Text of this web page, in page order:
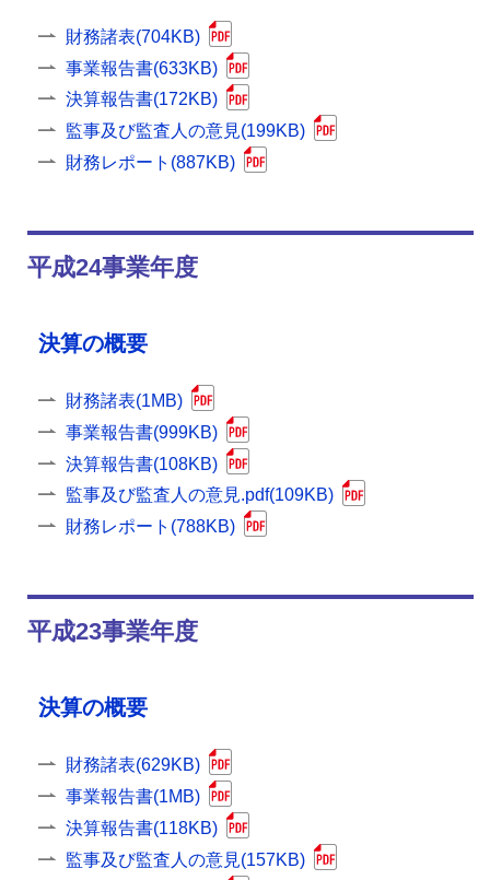
財務諸表(704KB)
事業報告書(633KB)
決算報告書(172KB)
監事及び監査人の意見(199KB)
財務レポート(887KB)
平成24事業年度
決算の概要
財務諸表(1MB)
事業報告書(999KB)
決算報告書(108KB)
監事及び監査人の意見.pdf(109KB)
財務レポート(788KB)
平成23事業年度
決算の概要
財務諸表(629KB)
事業報告書(1MB)
決算報告書(118KB)
監事及び監査人の意見(157KB)